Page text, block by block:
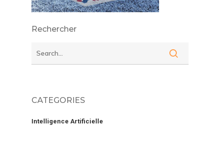
Rechercher
CATEGORIES
Intelligence Artificielle